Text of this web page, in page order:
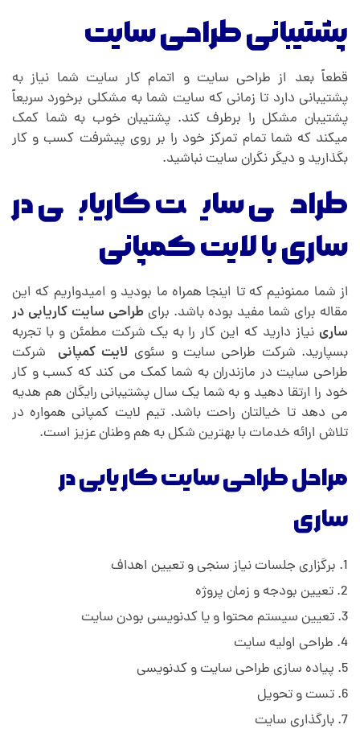
پشتیبانی طراحی سایت
قطعاً بعد از طراحی سایت و اتمام کار سایت شما نیاز به
پشتیبانی دارد تا زمانی که سایت شما به مشکلی برخورد سریعاً
پشتیبان مشکل را برطرف کند. پشتیبان خوب به شما کمک
میکند که شما تمام تمرکز خود را بر روی پیشرفت کسب و کار
بگذارید و دیگر نگران سایت نباشید.
طراحی سایت کاریابی در
ساری با لایت کمپانی
از شما ممنونیم که تا اینجا همراه ما بودید و امیدواریم که این
مقاله برای شما مفید بوده باشد. برایطراحی سایت کاریابی در
ساری نیاز دارید که این کار را به یک شرکت مطمئن و با تجربه
بسپارید. شرکت طراحی سایت و سئویلایت کمپانی شرکت
طراحی سایت در مازندران به شما کمک می کند که کسب و کار
خود را ارتقا دهید و به شما یک سال پشتیبانی رایگان هم هدیه
می دهد تا خیالتان راحت باشد. تیم لایت کمپانی همواره در
تلاش ارائه خدمات با بهترین شکل به هم وطنان عزیز است.
مراحل طراحی سایت کار یابی در
ساری
برگزاری جلسات نیاز سنجی و تعیین اهداف
تعیین بودجه و زمان پروژه
تعیین سیستم محتوا و یا کدنویسی بودن سایت
طراحی اولیه سایت
پیاده سازی طراحی سایت و کدنویسی
تست و تحویل
بارگذاری سایت